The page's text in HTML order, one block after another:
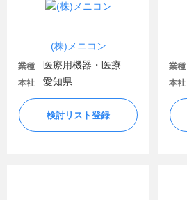
(株)メニコン
業種
本社 愛知県
検討リスト登録
業種
本社